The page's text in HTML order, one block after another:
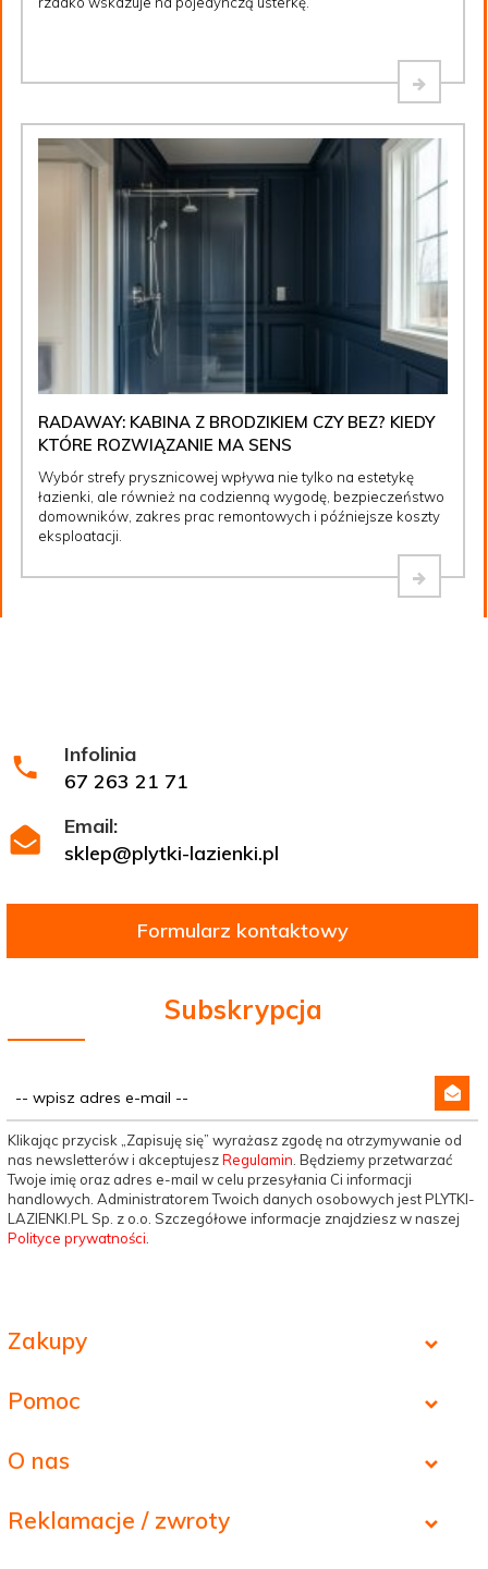
RADAWAY: KABINA Z BRODZIKIEM CZY BEZ? KIEDY
KTÓRE ROZWIĄZANIE MA SENS
Wybór strefy prysznicowej wpływa nie tylko na estetykę
łazienki, ale również na codzienną wygodę, bezpieczeństwo
domowników, zakres prac remontowych i późniejsze koszty
eksploatacji.
Infolinia
67 263 21 71
Email:
sklep@plytki-lazienki.pl
Formularz kontaktowy
Subskrypcja
Klikając przycisk „Zapisuję się” wyrażasz zgodę na otrzymywanie od
nas newsletterów i akceptujeszRegulamin . Będziemy przetwarzać
Twoje imię oraz adres e-mail w celu przesyłania Ci informacji
handlowych. Administratorem Twoich danych osobowych jest PLYTKI-
LAZIENKI.PL Sp. z o.o. Szczegółowe informacje znajdziesz w naszej
Polityce prywatności
Zakupy
Pomoc
O nas
Reklamacje / zwroty